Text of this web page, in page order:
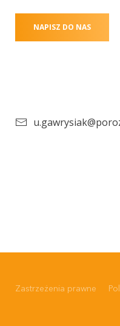
NAPISZ DO NAS
Zastrzeżenia prawne